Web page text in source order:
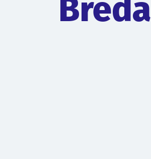
Breda